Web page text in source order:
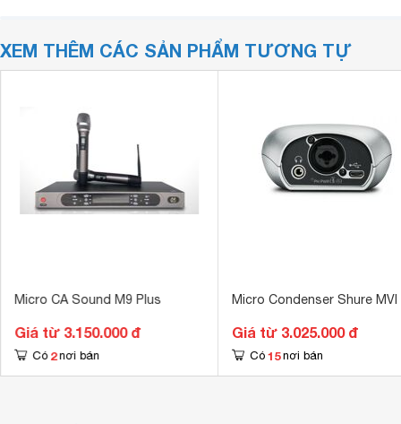
XEM THÊM CÁC SẢN PHẨM TƯƠNG TỰ
Micro CA Sound M9 Plus
Giá từ 3.150.000 đ
Có 2 nơi bán
Micro Condenser Shure MVI
Giá từ 3.025.000 đ
Có 15 nơi bán